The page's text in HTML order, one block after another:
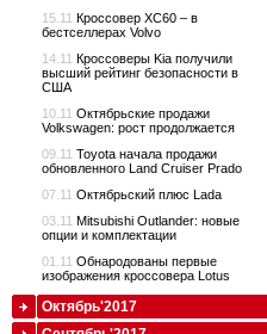
15.11 Кроссовер XC60 – в
бестселлерах Volvo
14.11 Кроссоверы Kia получили
высший рейтинг безопасности в
США
10.11 Октябрьские продажи
Volkswagen: рост продолжается
09.11 Toyota начала продажи
обновленного Land Cruiser Prado
07.11 Октябрьский плюс Lada
03.11 Mitsubishi Outlander: новые
опции и комплектации
01.11 Обнародованы первые
изображения кроссовера Lotus
Октябрь'2017